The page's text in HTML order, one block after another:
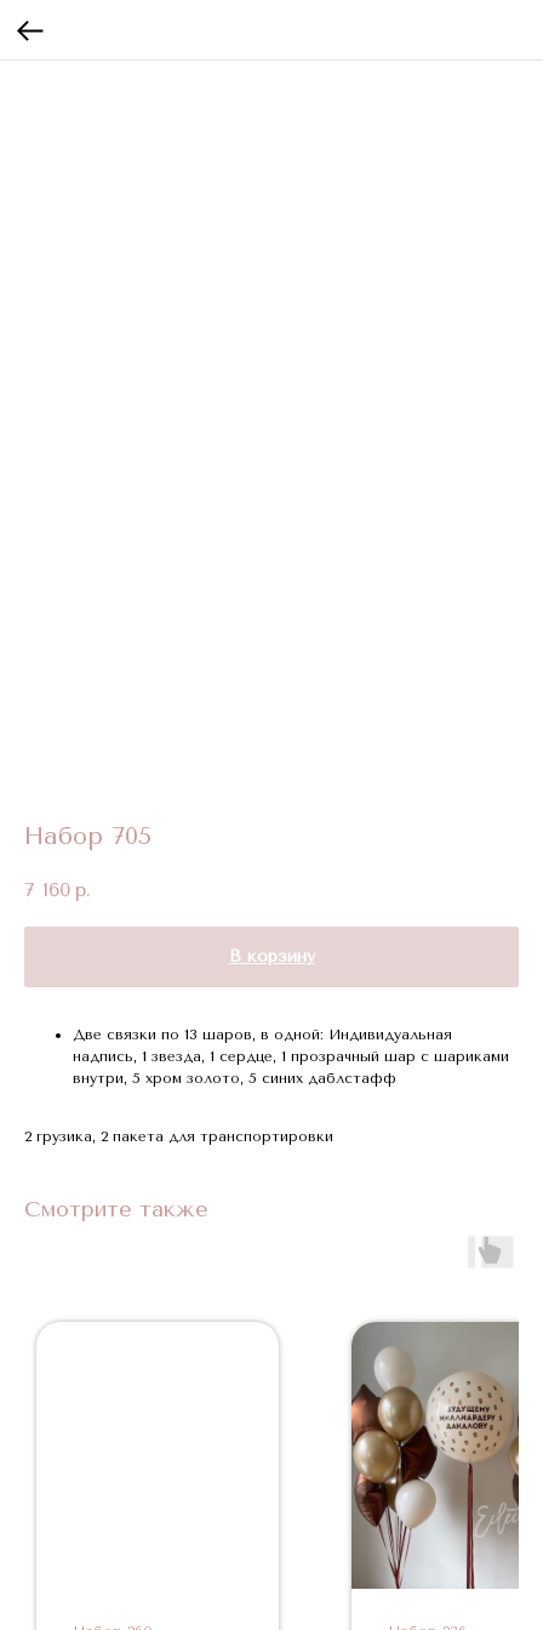
Набор 705
7 160 р.
В корзину
Две связки по 13 шаров, в одной: Индивидуальная
надпись, 1 звезда, 1 сердце, 1 прозрачный шар с шариками
внутри, 5 хром золото, 5 синих даблстафф
2 грузика, 2 пакета для транспортировки
Смотрите также